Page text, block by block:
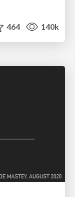
464 140k